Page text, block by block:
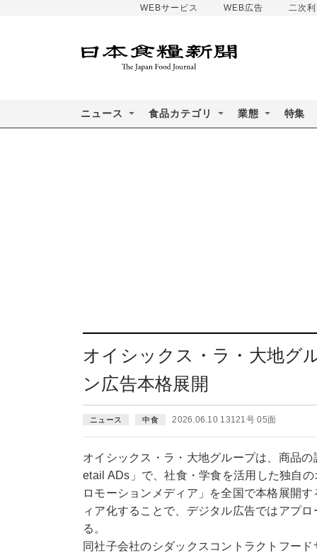
WEBサービス WEB広告 二次
ニュース 食品カテゴリ 業態 特集
オイシックス・ラ・大地グ
ン広告本格展開
ニュース 中食 2026.06.10 13121号 05面
オイシックス・ラ・大地グループは、商品
etail ADs」で、社食・学食を活用した独自
ロモーションメディア」を全国で本格展開
ィア化することで、デジタル広告ではアプ
る。
同社子会社のシダックスコントラクトフー